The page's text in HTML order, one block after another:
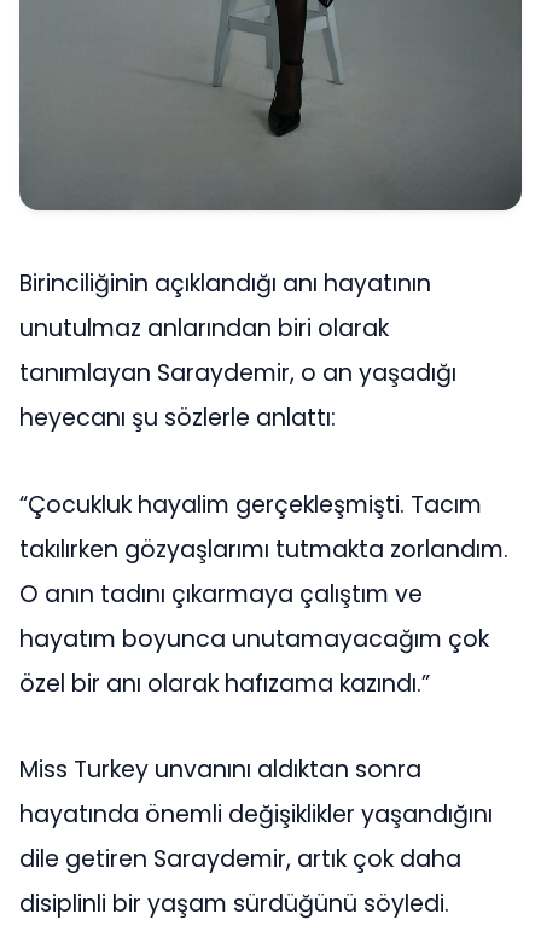
Birinciliğinin açıklandığı anı hayatının
unutulmaz anlarından biri olarak
tanımlayan Saraydemir, o an yaşadığı
heyecanı şu sözlerle anlattı:
“Çocukluk hayalim gerçekleşmişti. Tacım
takılırken gözyaşlarımı tutmakta zorlandım.
O anın tadını çıkarmaya çalıştım ve
hayatım boyunca unutamayacağım çok
özel bir anı olarak hafızama kazındı.”
Miss Turkey unvanını aldıktan sonra
hayatında önemli değişiklikler yaşandığını
dile getiren Saraydemir, artık çok daha
disiplinli bir yaşam sürdüğünü söyledi.